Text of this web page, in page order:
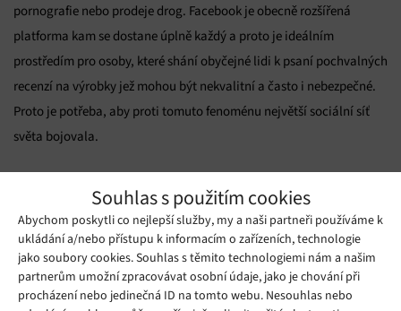
Souhlas s použitím cookies
Abychom poskytli co nejlepší služby, my a naši partneři používáme k
ukládání a/nebo přístupu k informacím o zařízeních, technologie
jako soubory cookies. Souhlas s těmito technologiemi nám a našim
partnerům umožní zpracovávat osobní údaje, jako je chování při
procházení nebo jedinečná ID na tomto webu. Nesouhlas nebo
pornografie nebo prodeje drog. Facebook je obecně rozšířená
platforma kam se dostane úplně každý a proto je ideálním
prostředím pro osoby, které shání obyčejné lidi k psaní pochvalných
recenzí na výrobky jež mohou být nekvalitní a často i nebezpečné.
Proto je potřeba, aby proti tomuto fenoménu největší sociální síť
světa bojovala.
bbc.com
Mohlo by se vám líbit